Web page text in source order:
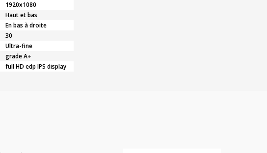
1920x1080
Haut et bas
En bas à droite
30
Ultra-fine
grade A+
full HD edp IPS display